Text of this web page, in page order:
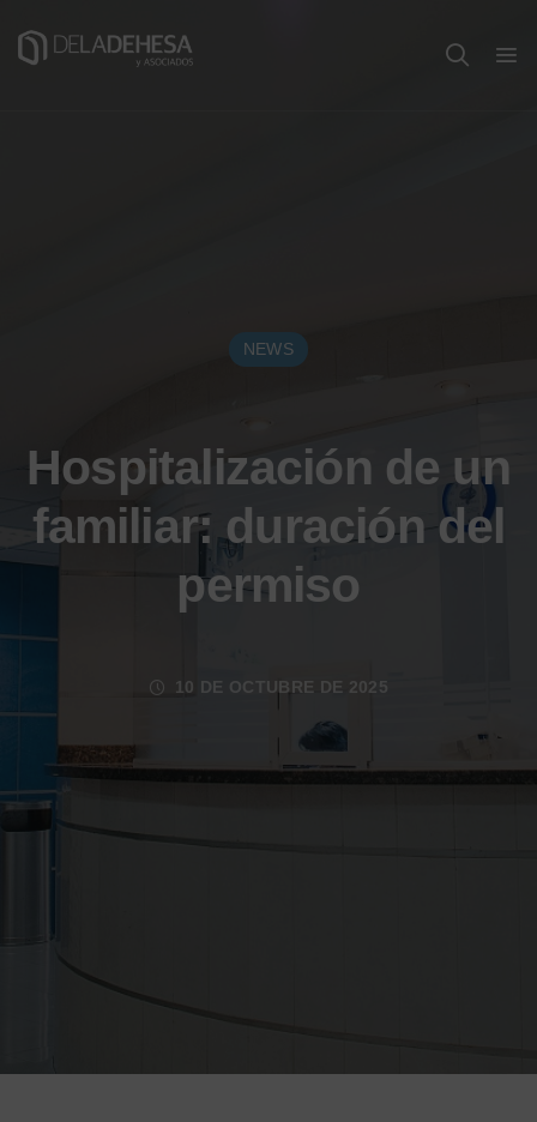
NEWS
Hospitalización de un
familiar: duración del
permiso
10 DE OCTUBRE DE 2025